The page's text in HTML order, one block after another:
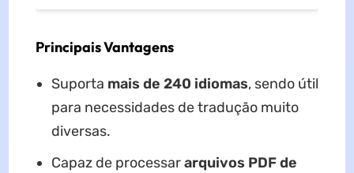
Principais Vantagens
Suporta mais de 240 idiomas, sendo útil
para necessidades de tradução muito
diversas.
Capaz de processararquivos PDF de